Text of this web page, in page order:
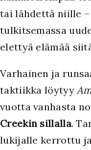
tai lähdettä niille
tulkitsemassa
elettyä elämää
Varhainen ja
taktiikka löytyy
vuotta vanhasta
Creekin sillalla.
lukijalle kerrottu